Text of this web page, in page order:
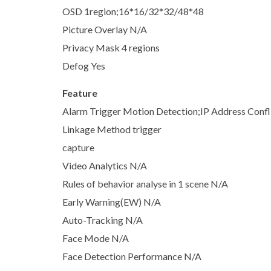
OSD 1region;16*16/32*32/48*48
Picture Overlay N/A
Privacy Mask 4 regions
Defog Yes
Feature
Alarm Trigger Motion Detection;IP Address
Linkage Method trigger
capture
Video Analytics N/A
Rules of behavior analyse in 1 scene N/A
Early Warning(EW) N/A
Auto-Tracking N/A
Face Mode N/A
Face Detection Performance N/A